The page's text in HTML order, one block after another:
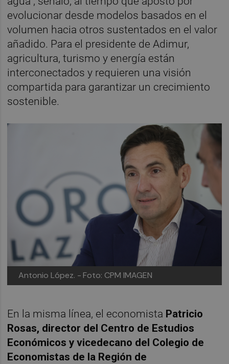
evolucionar desde modelos basados en el
volumen hacia otros sustentados en el valor
añadido. Para el presidente de Adimur,
agricultura, turismo y energía están
interconectados y requieren una visión
compartida para garantizar un crecimiento
sostenible.
Antonio López. - Foto: CPM IMAGEN
En la misma línea, el economista Patricio
Rosas, director del Centro de Estudios
Económicos y vicedecano del Colegio de
Economistas de la Región de